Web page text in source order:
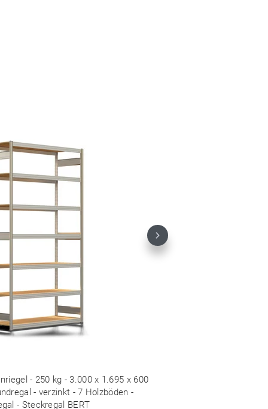
- 250 kg - 3.000 x 1.695 x 600
- verzinkt - 7 Holzböden -
- Steckregal BERT
Next